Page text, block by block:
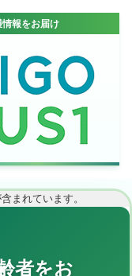
まれています。
者をお